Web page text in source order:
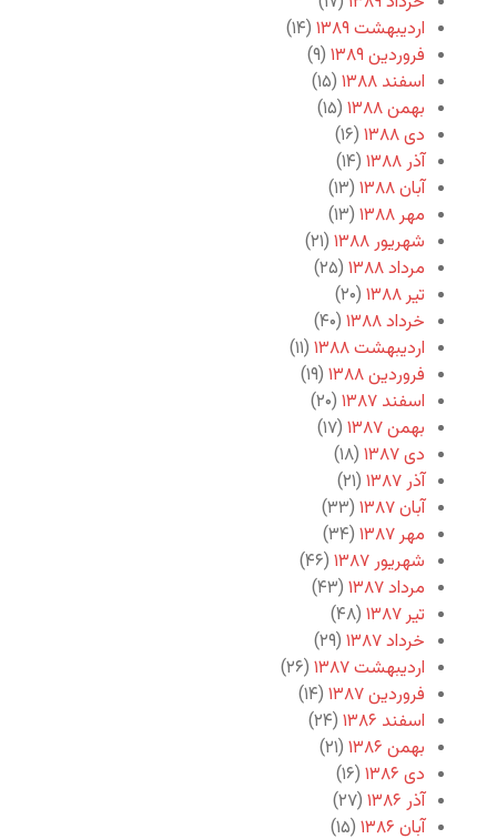
اردیبهشت ۱۳۸۹
(۱۴)
فروردین ۱۳۸۹
(۹)
اسفند ۱۳۸۸
(۱۵)
بهمن ۱۳۸۸
(۱۵)
دی ۱۳۸۸
(۱۶)
آذر ۱۳۸۸
(۱۴)
آبان ۱۳۸۸
(۱۳)
مهر ۱۳۸۸
(۱۳)
شهریور ۱۳۸۸
(۲۱)
مرداد ۱۳۸۸
(۲۵)
تیر ۱۳۸۸
(۲۰)
خرداد ۱۳۸۸
(۴۰)
اردیبهشت ۱۳۸۸
(۱۱)
فروردین ۱۳۸۸
(۱۹)
اسفند ۱۳۸۷
(۲۰)
بهمن ۱۳۸۷
(۱۷)
دی ۱۳۸۷
(۱۸)
آذر ۱۳۸۷
(۲۱)
آبان ۱۳۸۷
(۳۳)
مهر ۱۳۸۷
(۳۴)
شهریور ۱۳۸۷
(۴۶)
مرداد ۱۳۸۷
(۴۳)
تیر ۱۳۸۷
(۴۸)
خرداد ۱۳۸۷
(۲۹)
اردیبهشت ۱۳۸۷
(۲۶)
فروردین ۱۳۸۷
(۱۴)
اسفند ۱۳۸۶
(۲۴)
بهمن ۱۳۸۶
(۲۱)
دی ۱۳۸۶
(۱۶)
آذر ۱۳۸۶
(۲۷)
آبان ۱۳۸۶
(۱۵)